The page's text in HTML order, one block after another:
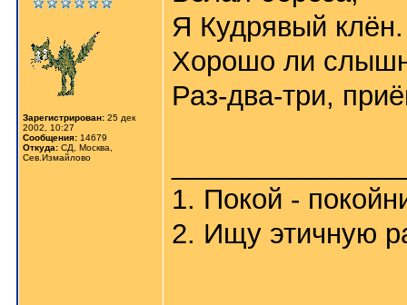
Зарегистрирован: 25 дек
2002, 10:27
Сообщения: 14679
Откуда: СД, Москва,
Сев.Измайлово
Я Кудрявый клён.
Хорошо ли
Раз-два-три,
1. Покой -
2. Ищу этичную